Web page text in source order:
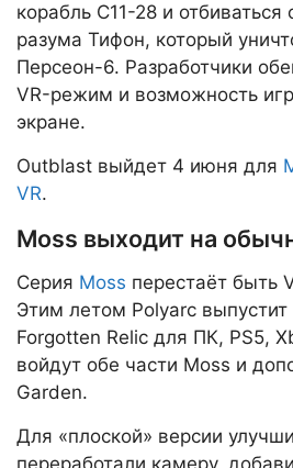
корабль C11-28 и отбиваться
разума Тифон, который
Персеон-6. Разработчики
VR-режим и возможность
экране.
Outblast выйдет 4 июня для
VR.
Moss выходит на
Серия Moss перестаёт быть
Этим летом Polyarc выпустит
Forgotten Relic для ПК, PS5,
войдут обе части Moss и
Garden.
Для «плоской» версии